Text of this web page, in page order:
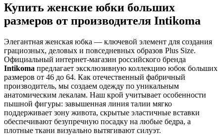
Купить женские юбки больших
размеров от производителя Intikoma
Элегантная женская юбка — ключевой элемент для создания
грациозных, деловых и повседневных образов Plus Size.
Официальный интернет-магазин российского бренда
Intikoma предлагает эксклюзивную коллекцию юбок больших
размеров от 46 до 64. Как отечественный фабричный
производитель, мы создаем одежду по уникальным
анатомическим лекалам. Наш крой учитывает особенности
пышной фигуры: завышенная линия талии мягко
поддерживает зону живота, скрытые эластичные вставки
обеспечивают безупречную посадку на любые бедра, а
плотные ткани визуально вытягивают силуэт.